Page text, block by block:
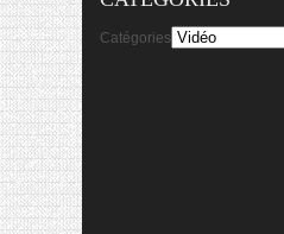
Catégories